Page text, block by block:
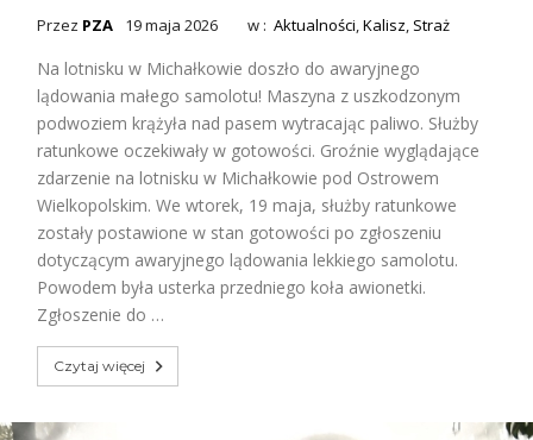
Przez PZA 19 maja 2026 w :Aktualności,Kalisz, Straż
Na lotnisku w Michałkowie doszło do awaryjnego
lądowania małego samolotu! Maszyna z uszkodzonym
podwoziem krążyła nad pasem wytracając paliwo. Służby
ratunkowe oczekiwały w gotowości. Groźnie wyglądające
zdarzenie na lotnisku w Michałkowie pod Ostrowem
Wielkopolskim. We wtorek, 19 maja, służby ratunkowe
zostały postawione w stan gotowości po zgłoszeniu
dotyczącym awaryjnego lądowania lekkiego samolotu.
Powodem była usterka przedniego koła awionetki.
Zgłoszenie do …
Czytaj więcej